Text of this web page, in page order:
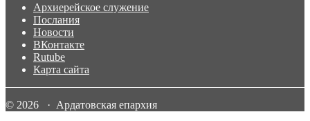
Архиерейское служение
Послания
Новости
ВКонтакте
Rutube
Карта сайта
© 2026 · Ардатовская епархия